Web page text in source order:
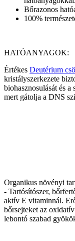
Bőrazonos
100%
HATÓANYAGOK:
Értékes Deutérium
kristályszerkezete
biohasznosulását és a
mert gátolja a DNS
Organikus növényi
- Tartósítószer,
aktív E vitaminnál.
bőrsejteket az
lebontó szabad